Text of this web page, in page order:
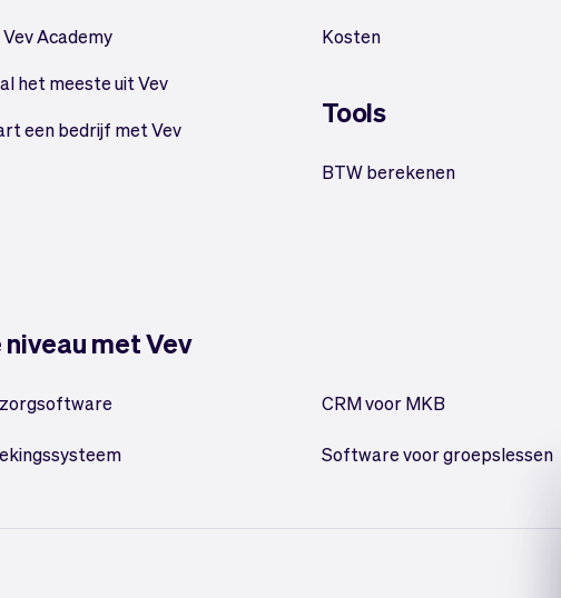
Vev Academy
het meeste uit Vev
een bedrijf met Vev
Kosten
Tools
BTW berekenen
met Vev
CRM voor MKB
Software voor groepslessen